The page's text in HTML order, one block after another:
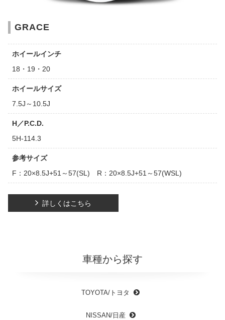
GRACE
ホイールインチ
18・19・20
ホイールサイズ
7.5J～10.5J
H／P.C.D.
5H-114.3
参考サイズ
F：20×8.5J+51～57(SL) R：20×8.5J+51～57(WSL)
詳しくはこちら
車種から探す
TOYOTA/トヨタ
NISSAN/日産